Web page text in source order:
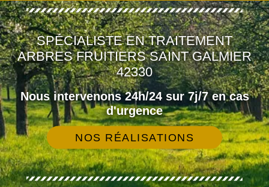
SPÉCIALISTE EN TRAITEMENT
ARBRES FRUITIERS SAINT GALMIER
42330
Nous intervenons 24h/24 sur 7j/7 en cas
d'urgence
NOS RÉALISATIONS